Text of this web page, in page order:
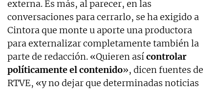
externa. Es más, al parecer, en las
conversaciones para cerrarlo, se ha exigido a
Cintora que monte u aporte una productora
para externalizar completamente también la
parte de redacción. «Quieren asícontrolar
políticamente el contenido», dicen fuentes de
RTVE, «y no dejar que determinadas noticias